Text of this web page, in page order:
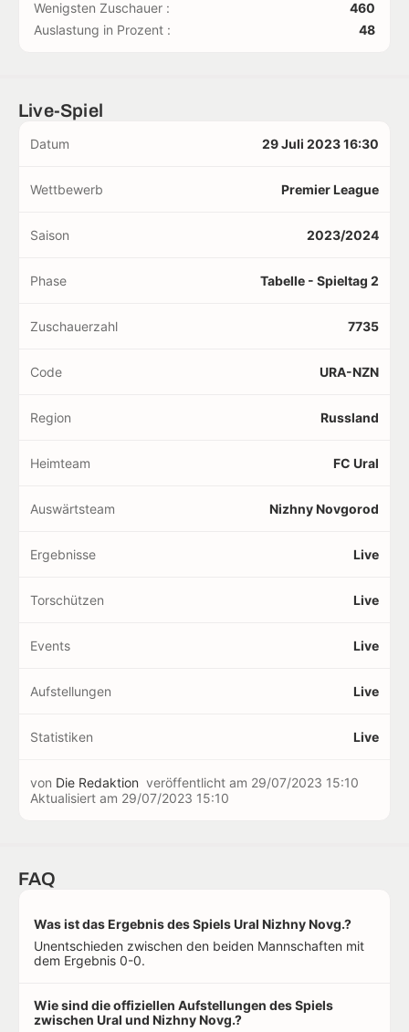
Wenigsten Zuschauer :
460
Auslastung in Prozent :
48
Live-Spiel
Datum 29 Juli 2023 16:30
Wettbewerb Premier League
Saison 2023/2024
Phase Tabelle - Spieltag 2
Zuschauerzahl 7735
Code URA-NZN
Region Russland
Heimteam FC Ural
Auswärtsteam Nizhny Novgorod
Ergebnisse Live
Torschützen Live
Events Live
Aufstellungen Live
Statistiken Live
von Die Redaktion veröffentlicht am 29/07/2023 15:10
Aktualisiert am 29/07/2023 15:10
FAQ
Was ist das Ergebnis des Spiels Ural Nizhny Novg.?
Unentschieden zwischen den beiden Mannschaften mit
dem Ergebnis 0-0.
Wie sind die offiziellen Aufstellungen des Spiels
zwischen Ural und Nizhny Novg.?